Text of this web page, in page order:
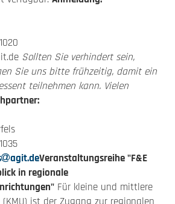
Sollten Sie verhindert sein,
Sie uns bitte frühzeitig, damit ein
teilnehmen kann. Vielen
agit.deVeranstaltungsreihe "F&E
in regionale
Für kleine und mittlere